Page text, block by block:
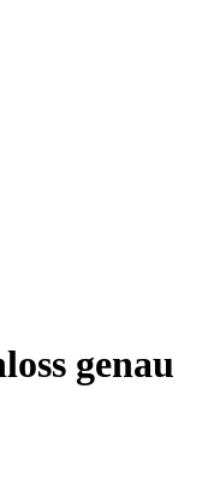
genau